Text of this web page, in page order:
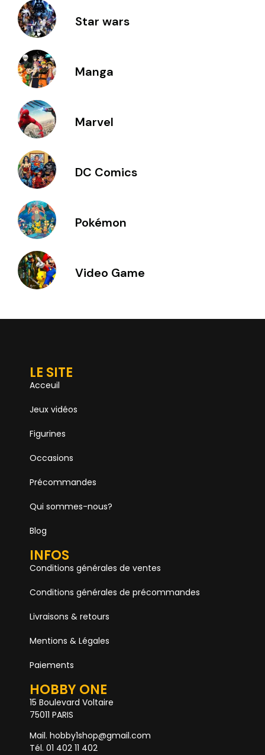
Star wars
Manga
Marvel
DC Comics
Pokémon
Video Game
LE SITE
Acceuil
Jeux vidéos
Figurines
Occasions
Précommandes
Qui sommes-nous?
Blog
INFOS
Conditions générales de ventes
Conditions générales de précommandes
Livraisons & retours
Mentions & Légales
Paiements
HOBBY ONE
15 Boulevard Voltaire
75011 PARIS
Mail. hobby1shop@gmail.com
Tél. 01 402 11 402